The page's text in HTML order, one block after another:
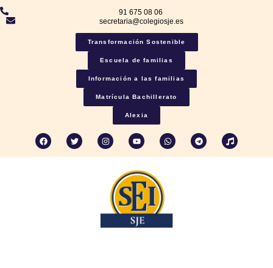
91 675 08 06
secretaria@colegiosje.es
Transformación Sostenible
Escuela de familias
Información a las familias
Matrícula Bachillerato
Alexia